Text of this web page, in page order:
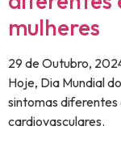
mulheres
29 de Outubro,
Hoje, Dia Mundial
sintomas diferentes
cardiovasculares.